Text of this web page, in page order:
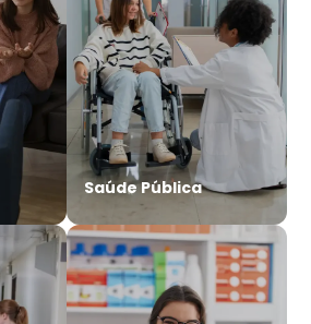
Saúde Pública